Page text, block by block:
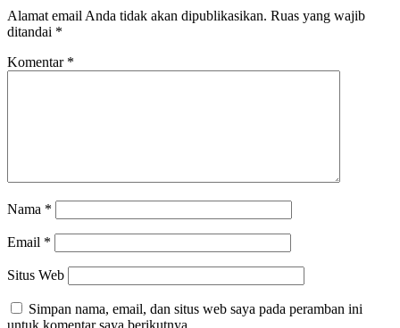
Alamat email Anda tidak akan dipublikasikan. Ruas yang wajib
ditandai *
Komentar *
Nama *
Email *
Situs Web
Simpan nama, email, dan situs web saya pada peramban ini